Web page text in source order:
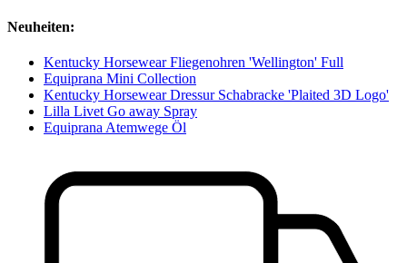
Neuheiten:
Kentucky Horsewear Fliegenohren 'Wellington' Full
Equiprana Mini Collection
Kentucky Horsewear Dressur Schabracke 'Plaited 3D Logo'
Lilla Livet Go away Spray
Equiprana Atemwege Öl